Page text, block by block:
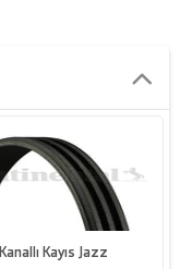
Kanallı Kayıs Jazz